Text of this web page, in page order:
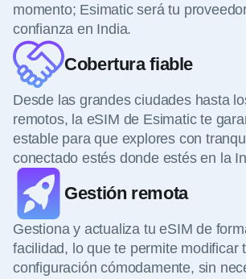
momento; Esimatic será tu
confianza en India.
Cobertura fiable
Desde las grandes ciudades hasta
remotos, la eSIM de Esimatic te
estable para que explores con
conectado estés donde estés en la
Gestión remota
Gestiona y actualiza tu eSIM de
facilidad, lo que te permite modificar
configuración cómodamente, sin